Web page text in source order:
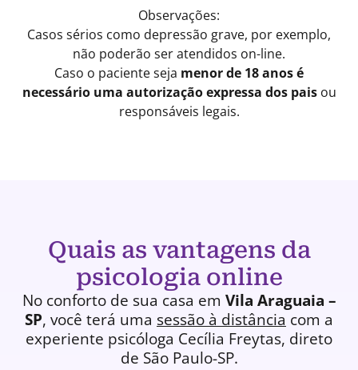
Observações:
Casos sérios como depressão grave, por exemplo,
não poderão ser atendidos on-line.
Caso o paciente seja menor de 18 anos é
necessário uma autorização expressa dos paisou
responsáveis legais.
Quais as vantagens da
psicologia online
No conforto de sua casa em Vila Araguaia –
SP, você terá uma sessão à distância com a
experiente psicóloga Cecília Freytas, direto
de São Paulo-SP.